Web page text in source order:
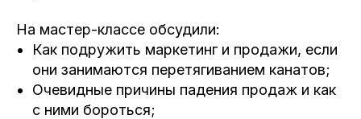
На мастер-классе обсудили:
Как подружить маркетинг и продажи, если
они занимаются перетягиванием канатов;
Очевидные причины падения продаж и как
с ними бороться;